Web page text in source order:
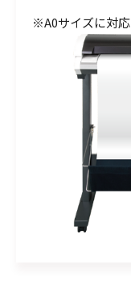
※A0サイズに対応